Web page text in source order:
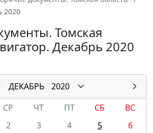
2020
Томская
Декабрь 2020
ДЕКАБРЬ
2020
СР ЧТ ПТ СБ
ВС
2 3 4 5
6